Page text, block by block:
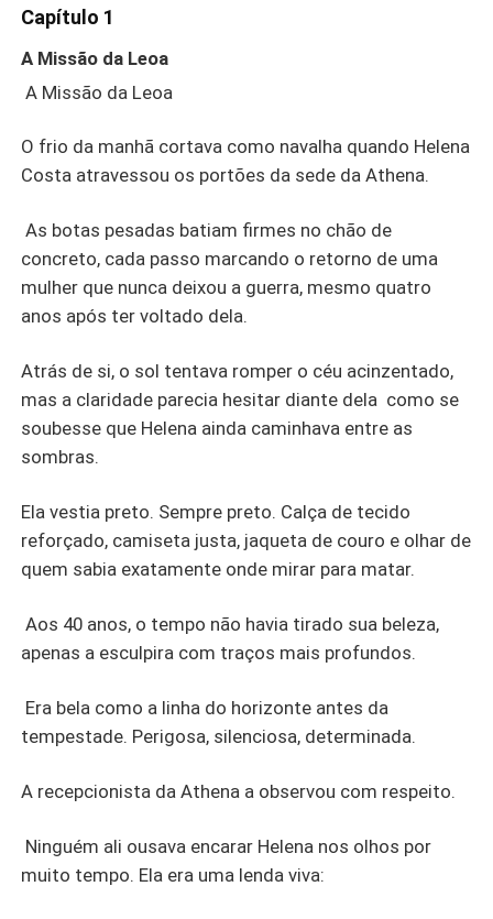
sua maior desordem. Helena, que jurou nunca mais amar,
suas vidas em risco, Helena precisa decidir se está
guerreira falará mais alto. Em meio ao caos, só uma coisa
é certa: A Leoa nunca recua diante da ameaça. Nem do
Capítulo 1
A Missão da Leoa
A Missão da Leoa
O frio da manhã cortava como navalha quando Helena
Costa atravessou os portões da sede da Athena.
As botas pesadas batiam firmes no chão de
concreto, cada passo marcando o retorno de uma
mulher que nunca deixou a guerra, mesmo quatro
anos após ter voltado dela.
Atrás de si, o sol tentava romper o céu acinzentado,
mas a claridade parecia hesitar diante dela como se
soubesse que Helena ainda caminhava entre as
sombras.
Ela vestia preto. Sempre preto. Calça de tecido
reforçado, camiseta justa, jaqueta de couro e olhar de
quem sabia exatamente onde mirar para matar.
Aos 40 anos, o tempo não havia tirado sua beleza,
apenas a esculpira com traços mais profundos.
Era bela como a linha do horizonte antes da
tempestade. Perigosa, silenciosa, determinada.
A recepcionista da Athena a observou com respeito.
Ninguém ali ousava encarar Helena nos olhos por
muito tempo. Ela era uma lenda viva: